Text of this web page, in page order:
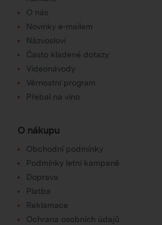
O nás
Novinky e-mailem
Názvosloví
Často kladené dotazy
Videonávody
Věrnostní program
Přebal na víno
O nákupu
Obchodní podmínky
Podmínky letní kampaně
Doprava
Platba
Reklamace
Ochrana osobních údajů